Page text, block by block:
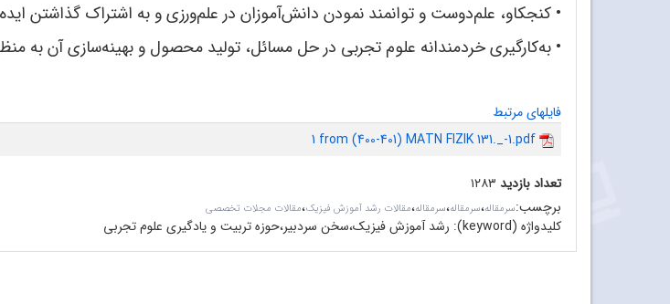
• کنجکاو، علم‌دوست و توانمند نمودن دانش‌آموزان در علم‌ورزی و به اشتراک گذاشتن
• به‌کارگیری خردمندانه علوم تجربی در حل مسائل، تولید محصول و بهینه‌سازی آن به
فایلهای مرتبط
1 from (400-401) MATN FIZIK 131._-1.pdf
تعداد بازدید ۱۲۸۳
برچسب:سرمقاله‌،سرمقاله،سرمقاله،مقالات رشد آموزش فیزیک،مقالات مجلات تخصصی
کلیدواژه (keyword): رشد آموزش فیزیک،سخن سردبیر،حوزه تربیت و یادگیری علوم تجربی